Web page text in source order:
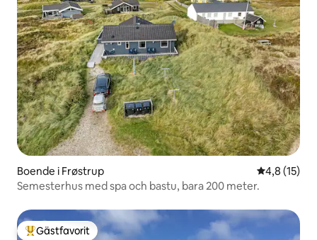
Boende i Frøstrup 4,8 av 5 i
4,8 (15)
Semesterhus med spa och bastu, bara 200 meter.
Populär gästfavorit
Gästfavorit